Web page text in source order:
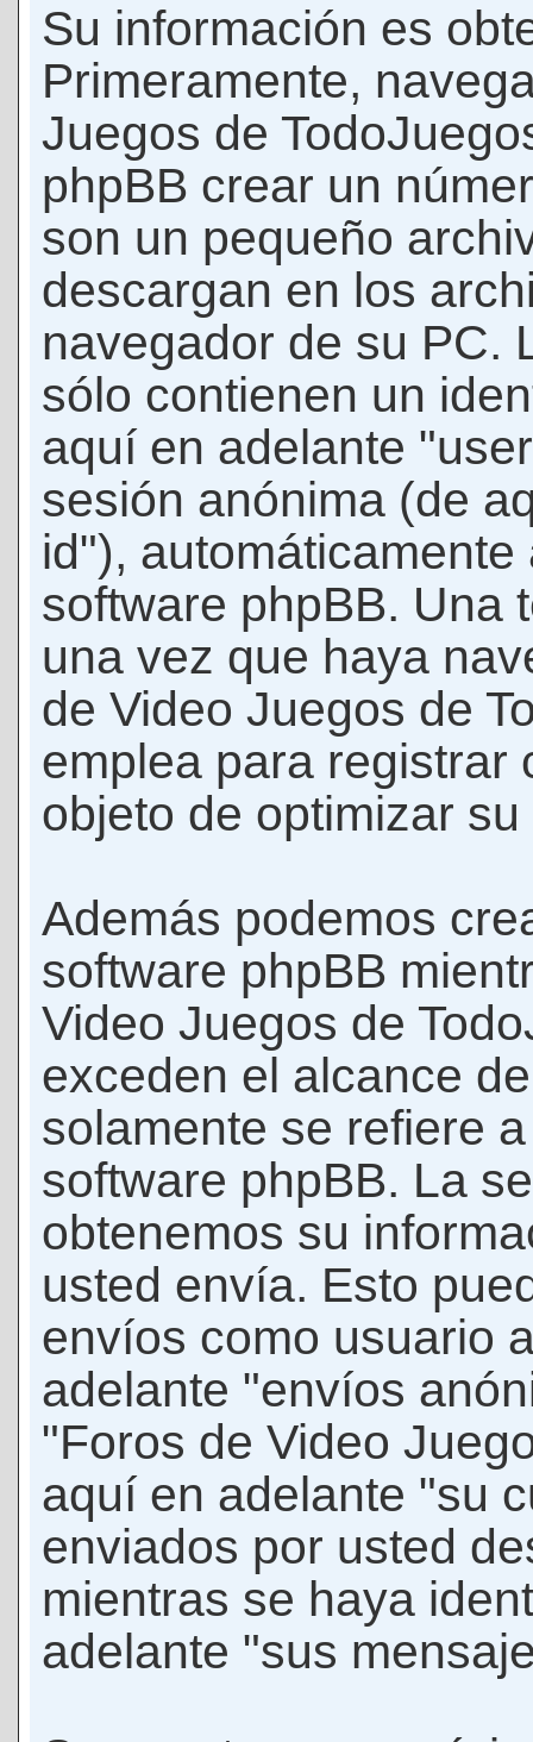
Su información es
Primeramente,
Juegos de
phpBB crear un
son un pequeño
descargan en los
navegador de su PC.
sólo contienen un
aquí en adelante
sesión anónima (de
id"),
software phpBB. Una
una vez que haya
de Video Juegos de
emplea para registrar
objeto de optimizar
Además podemos
software phpBB
Video Juegos de
exceden el alcance
solamente se refiere
software phpBB. La
obtenemos su
usted envía. Esto
envíos como usuario
adelante "envíos
"Foros de Video
aquí en adelante "su
enviados por usted
mientras se haya
adelante "sus